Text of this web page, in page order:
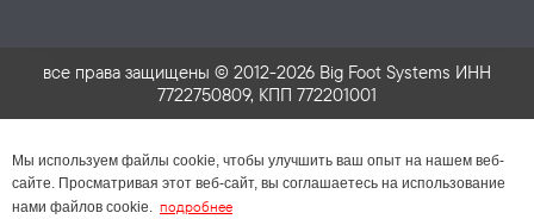
все права защищены © 2012-2026 Big Foot Systems ИНН
7722750809, КПП 772201001
Мы используем файлы cookie, чтобы улучшить ваш опыт на нашем веб-
сайте. Просматривая этот веб-сайт, вы соглашаетесь на использование
нами файлов cookie. подробнее